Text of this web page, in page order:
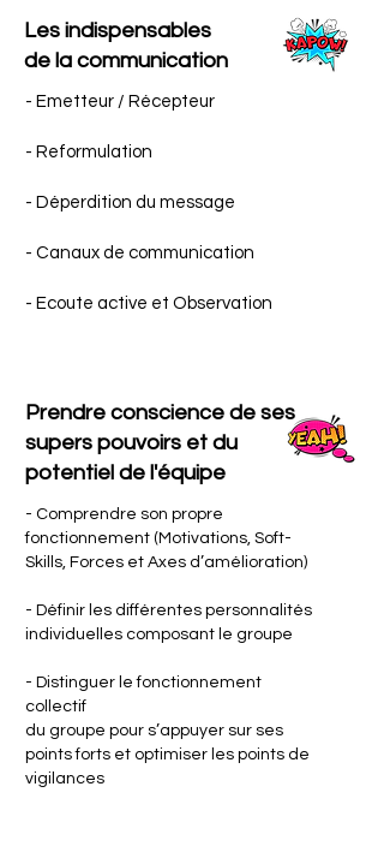
Les indispensables
de la communication
- Emetteur / Récepteur
- Reformulation
- Déperdition du message
- Canaux de communication
- Ecoute active et Observation
Prendre conscience de ses
supers pouvoirs et du
potentiel de l'équipe
- Comprendre son propre
fonctionnement (Motivations, Soft-
Skills, Forces et Axes d’amélioration)
- Définir les différentes personnalités
individuelles composant le groupe
- Distinguer le fonctionnement
collectif
du groupe pour s’appuyer sur ses
points forts et optimiser les points de
vigilances